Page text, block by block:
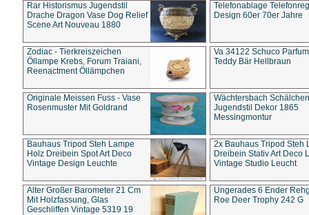
Rar Historismus Jugendstil
Drache Dragon Vase Dog Relief
Scene Art Nouveau 1880
Telefonablage
Design 60er 70er Jahre
Zodiac - Tierkreiszeichen
Öllampe Krebs, Forum Traiani,
Reenactment Öllämpchen
Va 34122 Schuco
Teddy Bär Hellbraun
Originale Meissen Fuss - Vase
Rosenmuster Mit Goldrand
Wächtersbach Schälchen
Jugendstil Dekor 1865
Messingmontur
Bauhaus Tripod Steh Lampe
Holz Dreibein Spot Art Deco
Vintage Design Leuchte
2x Bauhaus Tripod Steh
Dreibein Stativ Art Deco
Vintage Studio Leucht
Alter Großer Barometer 21 Cm
Mit Holzfassung, Glas
Geschliffen Vintage 5319 19
Ungerades 6 Ender
Roe Deer Trophy 242 G